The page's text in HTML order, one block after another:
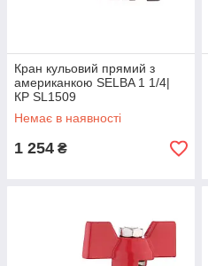
Кран кульовий прямий з
американкою SELBA 1 1/4|
КР SL1509
Немає в наявності
1 254 ₴